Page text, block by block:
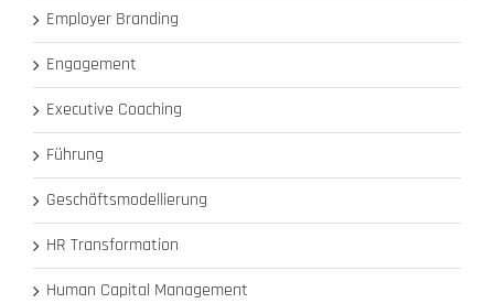
Employer Branding
Engagement
Executive Coaching
Führung
Geschäftsmodellierung
HR Transformation
Human Capital Management